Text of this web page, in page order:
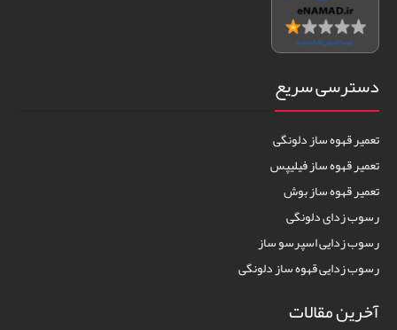
دسترسی سریع
تعمیر قهوه ساز دلونگی
تعمیر قهوه ساز فیلیپس
تعمیر قهوه ساز بوش
رسوب زدای دلونگی
رسوب زدایی اسپرسو ساز
رسوب زدایی قهوه ساز دلونگی
آخرین مقالات